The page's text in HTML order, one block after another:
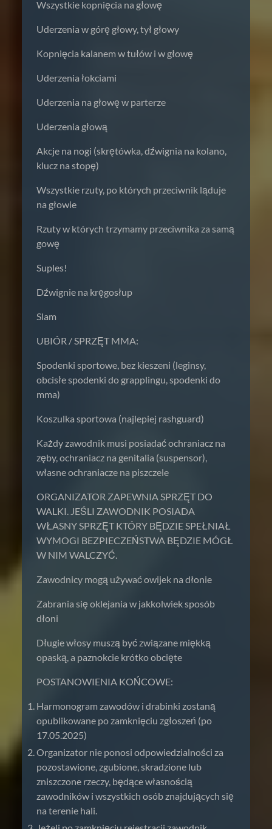
Wszystkie kopnięcia na głowę
Uderzenia w górę głowy, tył głowy
Kopnięcia kalanem w tułów i w głowę
Uderzenia łokciami
Uderzenia na głowę w parterze
Uderzenia głową
Akcje na nogi (skrętówka, dźwignia na kolano,
klucz na stopę)
Wszystkie rzuty, po których przeciwnik ląduje
na głowie
Rzuty w których trzymamy przeciwnika za samą
gowę
Suples!
Dźwignie na kręgosłup
Slam
UBIÓR / SPRZĘT MMA:
Spodenki sportowe, bez kieszeni (leginsy,
obcisłe spodenki do grapplingu, spodenki do
mma)
Koszulka sportowa (najlepiej rashguard)
Każdy zawodnik musi posiadać ochraniacz na
zęby, ochraniacz na genitalia (suspensor),
własne ochraniacze na piszczele
ORGANIZATOR ZAPEWNIA SPRZĘT DO
WALKI. JEŚLI ZAWODNIK POSIADA
WŁASNY SPRZĘT KTÓRY BĘDZIE SPEŁNIAŁ
WYMOGI BEZPIECZEŃSTWA BĘDZIE MÓGŁ
W NIM WALCZYĆ.
Zawodnicy mogą używać owijek na dłonie
Zabrania się oklejania w jakkolwiek sposób
dłoni
Długie włosy muszą być związane miękką
opaską, a paznokcie krótko obcięte
POSTANOWIENIA KOŃCOWE:
Harmonogram zawodów i drabinki zostaną
opublikowane po zamknięciu zgłoszeń (po
17.05.2025)
Organizator nie ponosi odpowiedzialności za
pozostawione, zgubione, skradzione lub
zniszczone rzeczy, będące własnością
zawodników i wszystkich osób znajdujących się
na terenie hali.